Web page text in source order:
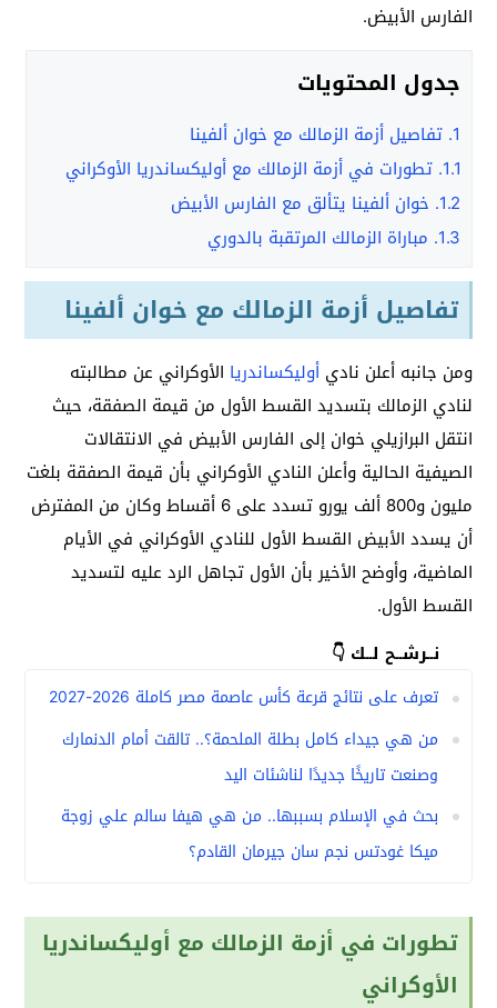
الفارس الأبيض.
جدول المحتويات
1. تفاصيل أزمة الزمالك مع خوان ألفينا
1.1. تطورات في أزمة الزمالك مع أوليكساندريا الأوكراني
1.2. خوان ألفينا يتألق مع الفارس الأبيض
1.3. مباراة الزمالك المرتقبة بالدوري
تفاصيل أزمة الزمالك مع خوان ألفينا
ومن جانبه أعلن ناديأوليكساندريا الأوكراني عن مطالبته
لنادي الزمالك بتسديد القسط الأول من قيمة الصفقة، حيث
انتقل البرازيلي خوان إلى الفارس الأبيض في الانتقالات
الصيفية الحالية وأعلن النادي الأوكراني بأن قيمة الصفقة بلغت
مليون و800 ألف يورو تسدد على 6 أقساط وكان من المفترض
أن يسدد الأبيض القسط الأول للنادي الأوكراني في الأيام
الماضية، وأوضح الأخير بأن الأول تجاهل الرد عليه لتسديد
القسط الأول.
نــرشــح لــك 👇
تعرف على نتائج قرعة كأس عاصمة مصر كاملة 2026-2027
من هي جيداء كامل بطلة الملحمة؟.. تالقت أمام الدنمارك
وصنعت تاريخًا جديدًا لناشئات اليد
بحث في الإسلام بسببها.. من هي هيفا سالم علي زوجة
ميكا غودتس نجم سان جيرمان القادم؟
تطورات في أزمة الزمالك مع أوليكساندريا
الأوكراني